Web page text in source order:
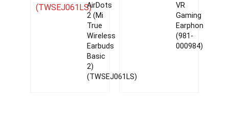
AirDots
2 (Mi
True
Wireless
Earbuds
Basic
2)
(TWSEJ061LS)
VR
Gaming
Earphones
(981-
000984)